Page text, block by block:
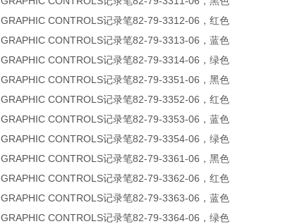
GRAPHIC CONTROLS记录笔82-79-3312-06，红色
GRAPHIC CONTROLS记录笔82-79-3313-06，蓝色
GRAPHIC CONTROLS记录笔82-79-3314-06，绿色
GRAPHIC CONTROLS记录笔82-79-3351-06，黑色
GRAPHIC CONTROLS记录笔82-79-3352-06，红色
GRAPHIC CONTROLS记录笔82-79-3353-06，蓝色
GRAPHIC CONTROLS记录笔82-79-3354-06，绿色
GRAPHIC CONTROLS记录笔82-79-3361-06，黑色
GRAPHIC CONTROLS记录笔82-79-3362-06，红色
GRAPHIC CONTROLS记录笔82-79-3363-06，蓝色
GRAPHIC CONTROLS记录笔82-79-3364-06，绿色